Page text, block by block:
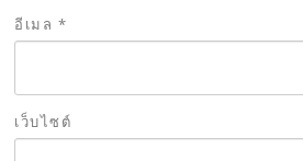
อีเมล *
เว็บไซต์